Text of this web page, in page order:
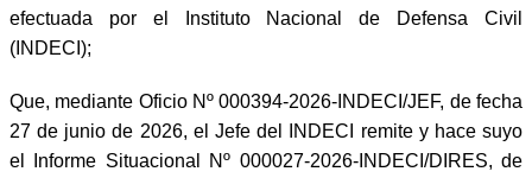
efectuada por el Instituto Nacional de Defensa Civil
(INDECI);
Que, mediante Oficio Nº 000394-2026-INDECI/JEF, de fecha
27 de junio de 2026, el Jefe del INDECI remite y hace suyo
el Informe Situacional Nº 000027-2026-INDECI/DIRES, de